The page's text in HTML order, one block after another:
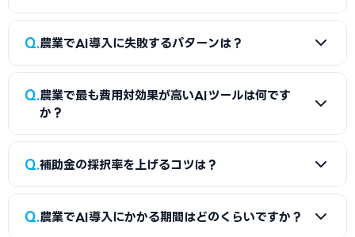
す。まずは複数ベンダーに相見積もりを依頼してください。費
用の内訳（ソフトウェア・ハードウェア・導入支援・保守費
A
自分でも申請可能ですが、採択率を上げるために社労士や
ものづくり補助金は認定支援機関（中小企業診断士・税理士
等）の確認書が必須で、IT導入補助金はITベンダーと共同申
請が基本です。当サイトで専門家を無料で検索できます。商工
Q 農業でAI導入に失敗するパターンは？
A
主な失敗パターンとして「採択前に機器を発注してしま
う」「補助対象外の機種・経費を申請する」「事業計画書の
請できない」「補助事業実施期間内に検収・支払いが完了で
きない」などがあります。本記事のチェックリストと「よくあ
Q 農業で最も費用対効果が高いAIツールは何です
か？
A
農業では「ドローン農薬散布」が投資回収が速い傾向にあ
が期待できます。ただし費用対効果は現場の業務量・人員規
模・運用体制によって大きく変わるため、ROIシミュレーシ
Q 補助金の採択率を上げるコツは？
A
採択率を上げるには、（1）事業計画書に具体的な数値目
Q 農業でAI導入にかかる期間はどのくらいですか？